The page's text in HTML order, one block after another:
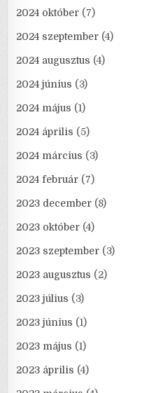
2024 október (7)
2024 szeptember (4)
2024 augusztus (4)
2024 június (3)
2024 május (1)
2024 április (5)
2024 március (3)
2024 február (7)
2023 december (8)
2023 október (4)
2023 szeptember (3)
2023 augusztus (2)
2023 július (3)
2023 június (1)
2023 május (1)
2023 április (4)